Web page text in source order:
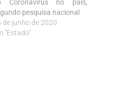
Coronavírus no país,
pesquisa nacional
de junho de 2020
"Estado"